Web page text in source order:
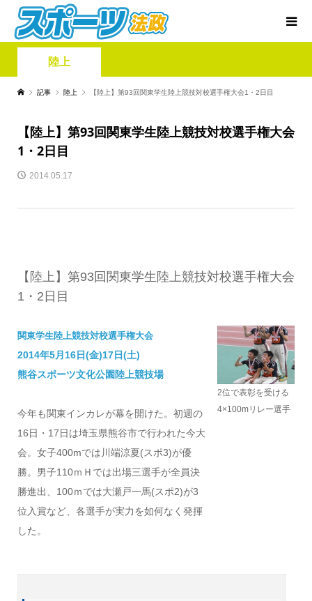
陸上
記事 陸上 【陸上】第93回関東学生陸上競技対校選手権大会1・2日目
【陸上】第93回関東学生陸上競技対校選手権大会
1・2日目
2014.05.17
【陸上】第93回関東学生陸上競技対校選手権大会
1・2日目
関東学生陸上競技対校選手権大会
2014年5月16日(金)17日(土)
熊谷スポーツ文化公園陸上競技場
今年も関東インカレが幕を開けた。初週の
16日・17日は埼玉県熊谷市で行われた今大
会。女子400mでは川端涼夏(スポ3)が優
勝。男子110ｍＨでは出場三選手が全員決
勝進出、100ｍでは大瀬戸一馬(スポ2)が3
位入賞など、各選手が実力を如何なく発揮
した。
2位で表彰を受ける
4×100mリレー選手